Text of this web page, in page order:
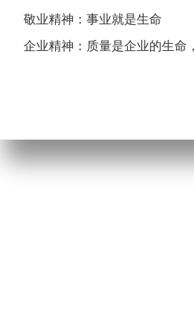
敬业精神：事业就是生命
企业精神：质量是企业的生命